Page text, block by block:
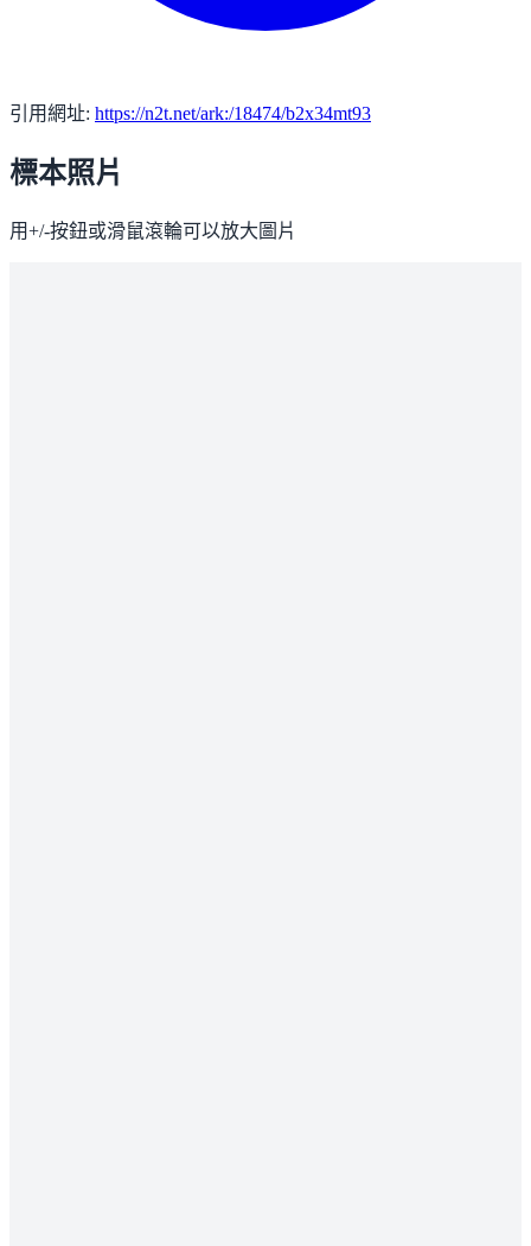
引用網址: https://n2t.net/ark:/18474/b2x34mt93
標本照片
用+/-按鈕或滑鼠滾輪可以放大圖片